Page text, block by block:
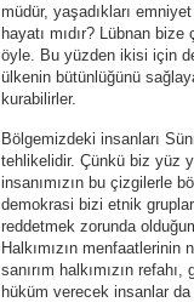
müdür, yaşadıkları
hayatı mıdır? Lübnan
öyle. Bu yüzden ikisi için
ülkenin bütünlüğünü
kurabilirler.
Bölgemizdeki insanları
tehlikelidir. Çünkü biz yüz
insanımızın bu çizgilerle
demokrasi bizi etnik
reddetmek zorunda
Halkımızın menfaatlerinin
sanırım halkımızın
hüküm verecek insanlar